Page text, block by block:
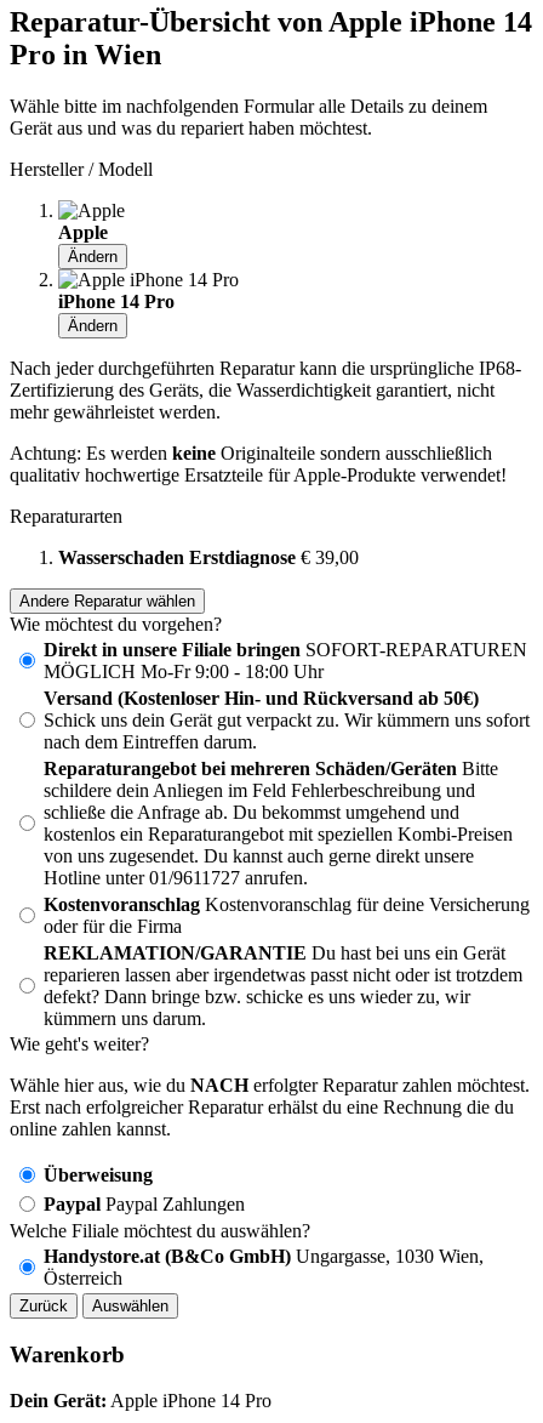
Reparatur-Übersicht von Apple iPhone 14
Pro in Wien
Wähle bitte im nachfolgenden Formular alle Details zu deinem
Gerät aus und was du repariert haben möchtest.
Hersteller / Modell
Apple
Ändern
iPhone 14 Pro
Ändern
Nach jeder durchgeführten Reparatur kann die ursprüngliche IP68-
Zertifizierung des Geräts, die Wasserdichtigkeit garantiert, nicht
mehr gewährleistet werden.
Achtung: Es werden keine Originalteile sondern ausschließlich
qualitativ hochwertige Ersatzteile für Apple-Produkte verwendet!
Reparaturarten
Wasserschaden Erstdiagnose € 39,00
Andere Reparatur wählen
Wie möchtest du vorgehen?
Direkt in unsere Filiale bringen SOFORT-REPARATUREN
MÖGLICH Mo-Fr 9:00 - 18:00 Uhr
Versand (Kostenloser Hin- und Rückversand ab 50€)
Schick uns dein Gerät gut verpackt zu. Wir kümmern uns sofort
nach dem Eintreffen darum.
Reparaturangebot bei mehreren Schäden/Geräten Bitte
schildere dein Anliegen im Feld Fehlerbeschreibung und
schließe die Anfrage ab. Du bekommst umgehend und
kostenlos ein Reparaturangebot mit speziellen Kombi-Preisen
von uns zugesendet. Du kannst auch gerne direkt unsere
Hotline unter 01/9611727 anrufen.
Kostenvoranschlag Kostenvoranschlag für deine Versicherung
oder für die Firma
REKLAMATION/GARANTIE Du hast bei uns ein Gerät
reparieren lassen aber irgendetwas passt nicht oder ist trotzdem
defekt? Dann bringe bzw. schicke es uns wieder zu, wir
kümmern uns darum.
Wie geht's weiter?
Wähle hier aus, wie du NACHerfolgter Reparatur zahlen möchtest.
Erst nach erfolgreicher Reparatur erhälst du eine Rechnung die du
online zahlen kannst.
Überweisung
Paypal Paypal Zahlungen
Welche Filiale möchtest du auswählen?
Handystore.at (B&Co GmbH) Ungargasse, 1030 Wien,
Österreich
Zurück Auswählen
Warenkorb
Dein Gerät: Apple iPhone 14 Pro